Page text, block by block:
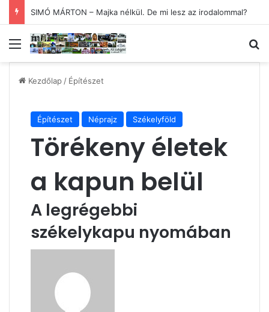
SIMÓ MÁRTON – Majka nélkül. De mi lesz az irodalommal?
Menü
Kezdőlap/ Építészet
Építészet Néprajz Székelyföld
Törékeny életek
a kapun belül
A legrégebbi
székelykapu nyomában